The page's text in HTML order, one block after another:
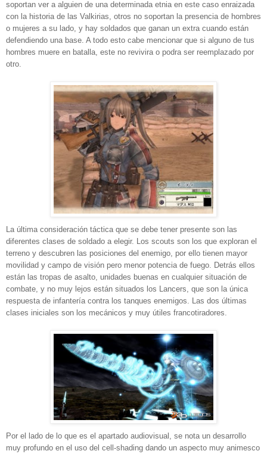
soportan ver a alguien de una determinada etnia en este caso enraizada
con la historia de las Valkirias, otros no soportan la presencia de hombres
o mujeres a su lado, y hay soldados que ganan un extra cuando están
defendiendo una base. A todo esto cabe mencionar que si alguno de tus
hombres muere en batalla, este no revivira o podra ser reemplazado por
otro.
La última consideración táctica que se debe tener presente son las
diferentes clases de soldado a elegir. Los scouts son los que exploran el
terreno y descubren las posiciones del enemigo, por ello tienen mayor
movilidad y campo de visión pero menor potencia de fuego. Detrás ellos
están las tropas de asalto, unidades buenas en cualquier situación de
combate, y no muy lejos están situados los Lancers, que son la única
respuesta de infantería contra los tanques enemigos. Las dos últimas
clases iniciales son los mecánicos y muy útiles francotiradores.
Por el lado de lo que es el apartado audiovisual, se nota un desarrollo
muy profundo en el uso del cell-shading dando un aspecto muy animesco